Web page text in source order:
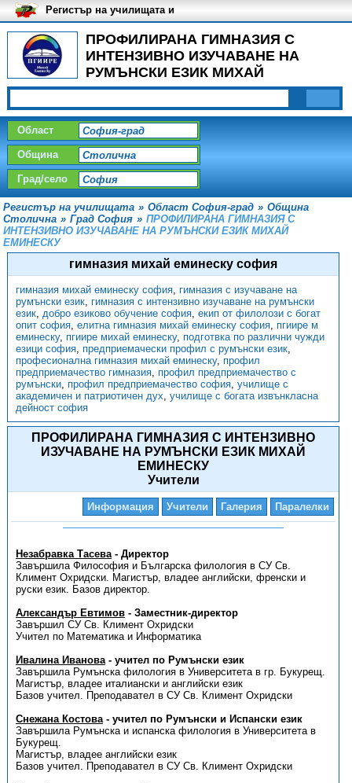
ПРОФИЛИРАНА ГИМНАЗИЯ С
ИНТЕНЗИВНО ИЗУЧАВАНЕ НА
РУМЪНСКИ ЕЗИК МИХАЙ
ЕМИНЕСКУ, Град София -
Учители
Регистър на училищата и
университетите в България
Област
Община
Град/село
Регистър на училищата » Област София-град » Община
Столична » Град София » ПРОФИЛИРАНА ГИМНАЗИЯ С
ИНТЕНЗИВНО ИЗУЧАВАНЕ НА РУМЪНСКИ ЕЗИК МИХАЙ
ЕМИНЕСКУ
гимназия михай еминеску софия
гимназия михай еминеску софия, гимназия с изучаване на
румънски език, гимназия с интензивно изучаване на румънски
език, добро езиково обучение софия, екип от филолози с богат
опит софия, елитна гимназия михай еминеску софия, пгиире м
еминеску, пгиире михай еминеску, подготвка по различни чужди
езици софия, предприемачески профил с румънски език,
професионална гимназия михай еминеску, профил
предприемачество гимназия, профил предприемачество с
румънски, профил предприемачество софия, училище с
академичен и патриотичен дух, училище с богата извънкласна
дейност софия
ПРОФИЛИРАНА ГИМНАЗИЯ С ИНТЕНЗИВНО
ИЗУЧАВАНЕ НА РУМЪНСКИ ЕЗИК МИХАЙ
ЕМИНЕСКУ
Учители
Информация Учители Галерия Паралелки
Незабравка Тасева- Директор
Завършила Философия и Българска филология в СУ Св.
Климент Охридски. Магистър, владее английски, френски и
руски език. Базов директор.
Александър Евтимов- Заместник-директор
Завършил СУ Св. Климент Охридски
Учител по Математика и Информатика
Ивалина Иванова- учител по Румънски език
Завършила Румънска филология в Университета в гр. Букурещ.
Магистър, владее италиански и английски език
Базов учител. Преподавател в СУ Св. Климент Охридски
Снежана Костова- учител по Румънски и Испански език
Завършила Румънска и испанска филология в Университета в
Букурещ.
Магистър, владее английски език
Базов учител. Преподавател в СУ Св. Климент Охридски